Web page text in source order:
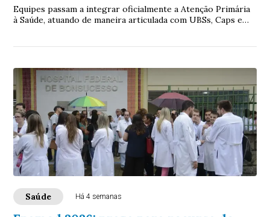
Equipes passam a integrar oficialmente a Atenção Primária
à Saúde, atuando de maneira articulada com UBSs, Caps e
Saúde Há 4 semanas